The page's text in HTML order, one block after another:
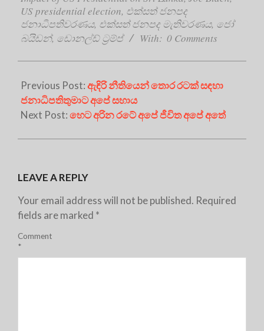
US presidential election, එක්සත් ජනපද
ජනාධිපතිවරණය, එක්සත් ජනපද මැතිවරණය, ජෝ
බයිඩන්, ඩොනල්ඩ් ට්‍රම්ප් With: 0 Comments
Previous Post:ඇඳිරි නීතියෙන් තොර රටක් සඳහා
ජනාධිපතිතුමාට අපේ සහාය
Next Post:හෙට අරින රටේ අපේ ජීවිත අපේ අතේ
LEAVE A REPLY
Your email address will not be published. Required
fields are marked *
Comment
*